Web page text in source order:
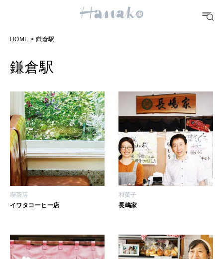
10 CATEGORIES
TRAVEL
どこ行く？
FORTUNE
明日のわたし
[12星座別] Weekly Holoscope
[12星座別] Monthly Love Holoscope
算命学がわかる今月のあなた
HEALTH
自分にやさしく
LEARN
知る、考える
HOME > 鎌倉駅
鎌倉駅
喫茶店
イワタコーヒー店
和菓子
長嶋家